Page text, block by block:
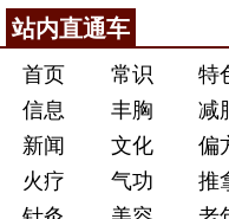
站内直通车
首页 常识 特
信息
丰胸 减
新闻
文化 偏
火疗
气功 推